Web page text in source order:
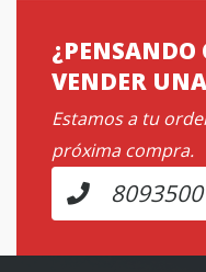
¿PENSANDO
VENDER
Estamos a tu
próxima compra.